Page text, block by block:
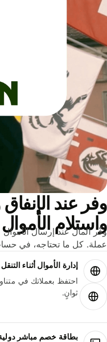
عند الإنفاق
الأموال
كل ما تحتاجه، في حساب
إدارة الأموال أثناء التنقل
احتفظ بعملاتك في
ثوانٍ.
بطاقة خصم مباشر دولية